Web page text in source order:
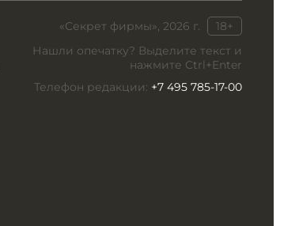
«Секрет фирмы», 2026 г.
18+
Нашли опечатку? Выделите текст и
нажмите Ctrl+Enter
Телефон редакции: +7 495 785-17-00